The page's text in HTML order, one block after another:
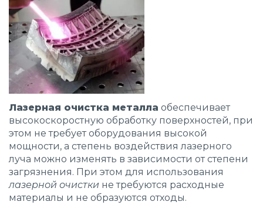
Лазерная очистка металла обеспечивает
высокоскоростную обработку поверхностей, при
этом не требует оборудования высокой
мощности, а степень воздействия лазерного
луча можно изменять в зависимости от степени
загрязнения. При этом для использования
лазерной очистки не требуются расходные
материалы и не образуются отходы.